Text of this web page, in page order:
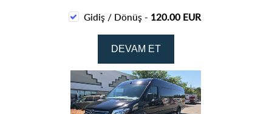
Gidiş / Dönüş - 120.00 EUR